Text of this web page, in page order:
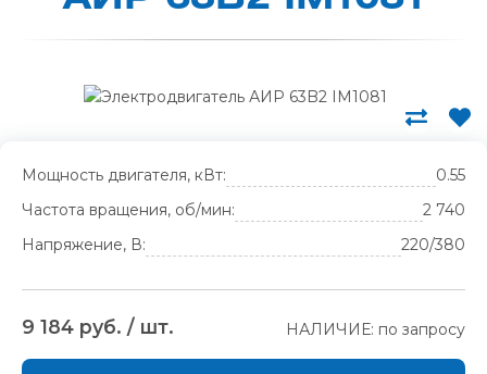
Мощность двигателя, кВт:
0.55
Частота вращения, об/мин:
2 740
Напряжение, В:
220/380
9 184 руб. / шт. НАЛИЧИЕ: по запросу